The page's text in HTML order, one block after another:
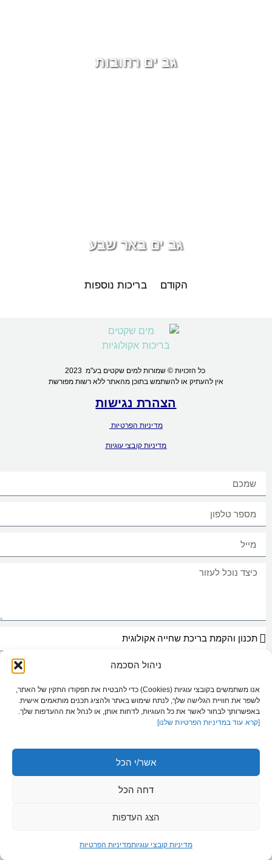
ניהול הסכמה
אנו משתמשים בקובצי עוגיות (Cookies) כדי להבטיח את תפקודו התקין של האתר,
לשפר את חוויית הגלישה שלך, לנתח שימוש באתר ולהציג תכנים מותאמים אישית.
באפשרותך לבחור לאשר את כל העוגיות, לדחות אותן, או לנהל את ההעדפות שלך.
[קרא עוד במדיניות הפרטיות שלנו]
אשר/י הכל
דחה הכל
הצג העדפות
מדיניות קובצי עוגיותמדיניות הפרטיות
גב ים רחובות
גב ים באר שבע
הקודם בריכות נוספות
כל הזכויות © שמורות למים שקטים בע"מ 2023
אין להעתיק או להשתמש בתוכן מהאתר ללא רשות מפורשת
הצהרת נגישות
מדיניות הפרטיות
מדיניות קובצי עוגיות
במאגר מידע בהתאם להוראות חוק הגנת הפרטיות, התשמ"א–1981 (כולל תיקון
במדיניות הפרטיות של האתר
נעשית מרצוני החופשי, וכי עומדות לי הזכויות המוקנות לי לפי החוק.